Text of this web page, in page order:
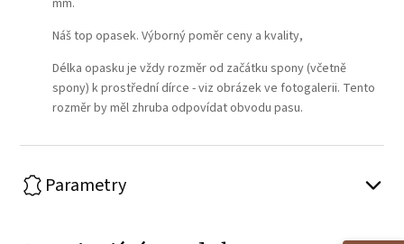
Náš top opasek. Výborný poměr ceny a kvality,
Délka opasku je vždy rozměr od začátku spony (včetně
spony) k prostřední dírce - viz obrázek ve fotogalerii. Tento
rozměr by měl zhruba odpovídat obvodu pasu.
Parametry